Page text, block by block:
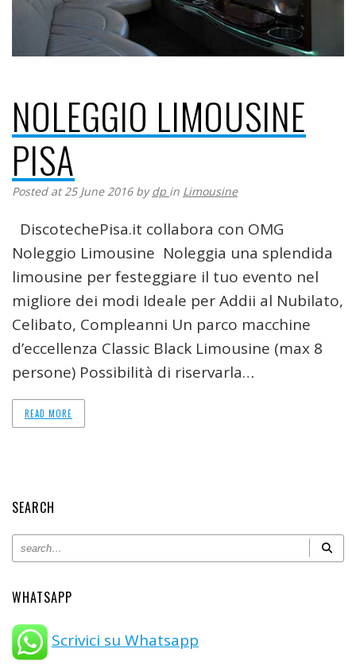
NOLEGGIO LIMOUSINE
PISA
Posted at 25 June 2016 bydp in Limousine
DiscotechePisa.it collabora con OMG
Noleggio Limousine Noleggia una splendida
limousine per festeggiare il tuo evento nel
migliore dei modi Ideale per Addii al Nubilato,
Celibato, Compleanni Un parco macchine
d’eccellenza Classic Black Limousine (max 8
persone) Possibilità di riservarla…
READ MORE
SEARCH
WHATSAPP
Scrivici su Whatsapp